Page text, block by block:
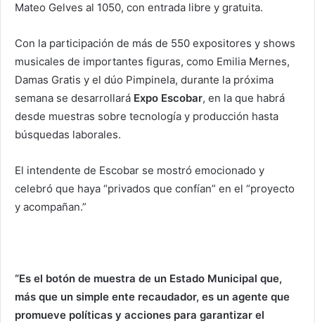
Mateo Gelves al 1050, con entrada libre y gratuita.
Con la participación de más de 550 expositores y shows
musicales de importantes figuras, como Emilia Mernes,
Damas Gratis y el dúo Pimpinela, durante la próxima
semana se desarrollará Expo Escobar, en la que habrá
desde muestras sobre tecnología y producción hasta
búsquedas laborales.
El intendente de Escobar se mostró emocionado y
celebró que haya “privados que confían” en el “proyecto
y acompañan.”
“Es el botón de muestra de un Estado Municipal que,
más que un simple ente recaudador, es un agente que
promueve políticas y acciones para garantizar el